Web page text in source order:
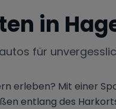
in
für
erleben? Mit einer
entlang des